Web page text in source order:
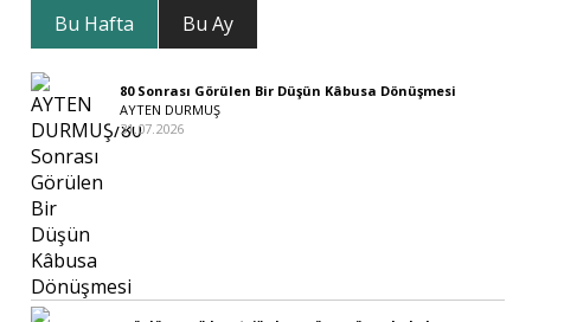
Bu Hafta Bu Ay
80 Sonrası Görülen Bir Düşün Kâbusa Dönüşmesi
AYTEN DURMUŞ
31.07.2026